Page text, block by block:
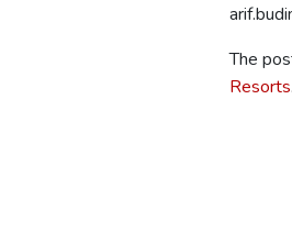
The
Resorts.